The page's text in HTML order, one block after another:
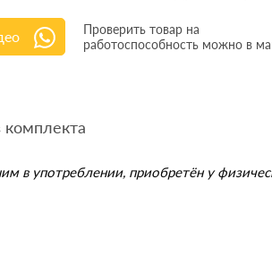
Проверить товар на
работоспособность можно в
в употреблении, приобретён у